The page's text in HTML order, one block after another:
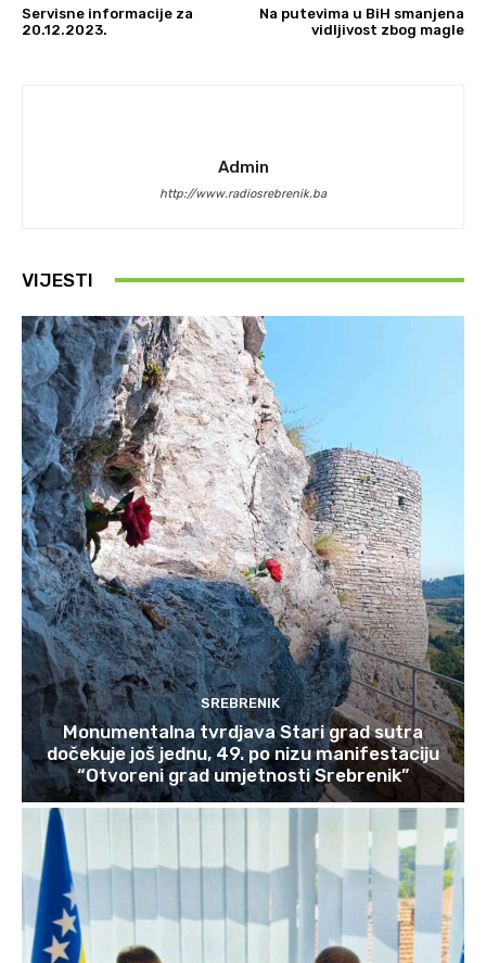
Servisne informacije za
20.12.2023.
Na putevima u BiH smanjena
vidljivost zbog magle
Admin
http://www.radiosrebrenik.ba
VIJESTI
SREBRENIK
Monumentalna tvrdjava Stari grad sutra
dočekuje još jednu, 49. po nizu manifestaciju
“Otvoreni grad umjetnosti Srebrenik”